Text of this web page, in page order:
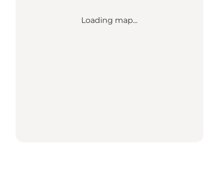
Loading map...